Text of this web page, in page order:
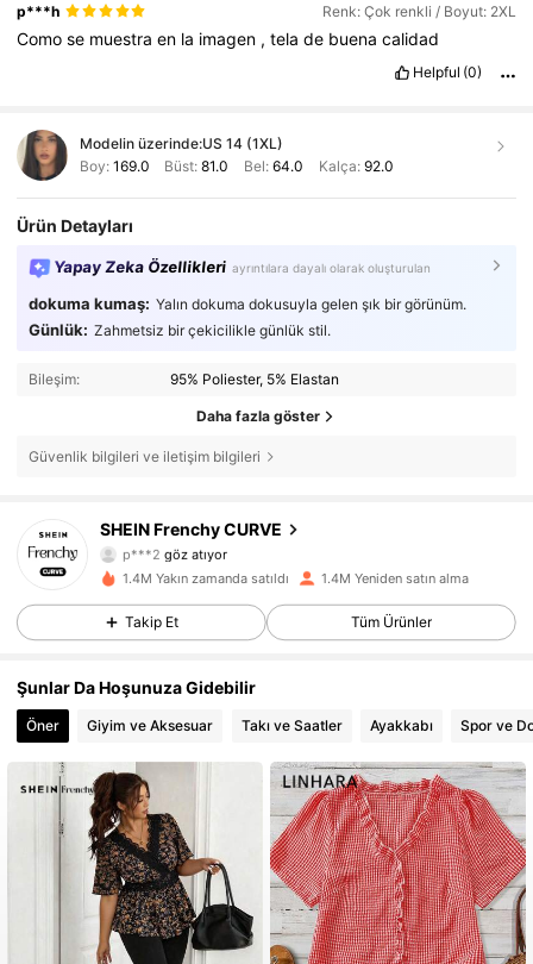
p***h Renk: Çok renkli / Boyut: 2XL
Comose muestraen la imagen ,telade buenacalidad
Helpful (0)
Modelin üzerinde:US 14 (1XL)
Boy: 169.0 Büst:81.0 Bel: 64.0 Kalça: 92.0
Ürün Detayları
Yapay Zeka Özellikleri ayrıntılara dayalı olarak oluşturulan
dokuma kumaş: Yalın dokuma dokusuyla gelen şık bir görünüm.
Günlük: Zahmetsiz bir çekicilikle günlük stil.
Bileşim: 95% Poliester, 5% Elastan
Daha fazla göster
Güvenlik bilgileri ve iletişim bilgileri
SHEIN Frenchy CURVE
p***2
göz atıyor
4,83
183K Takipçiler
4,83 183K Takipçiler
4,83 183K Takipçiler
4,83
4,83 183K Takipçiler
4,83 183K Takipçiler
1.4M Yakın zamanda satıldı 1.4M Yeniden satın alma
Takip Et Tüm Ürünler
Şunlar Da Hoşunuza Gidebilir
Öner Giyim ve Aksesuar Takı ve Saatler Ayakkabı Spor ve